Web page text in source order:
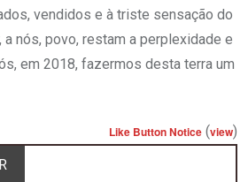
vendidos e à triste sensação do
a nós, povo, restam a perplexidade e
em 2018, fazermos desta terra um
Like Button Notice (view)